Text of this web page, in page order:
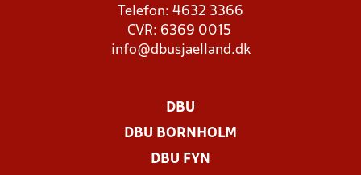
Telefon: 4632 3366
CVR: 6369 0015
info@dbusjaelland.dk
DBU
DBU BORNHOLM
DBU FYN